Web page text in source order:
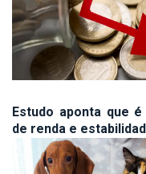
Estudo aponta que
de renda e